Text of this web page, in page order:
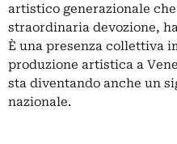
artistico generazionale
straordinaria devozione,
È una presenza collettiva
produzione artistica a
sta diventando anche un
nazionale.